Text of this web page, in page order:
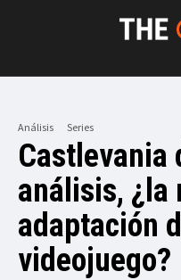
Análisis Series
Castlevania
análisis, ¿la
adaptación
videojuego?